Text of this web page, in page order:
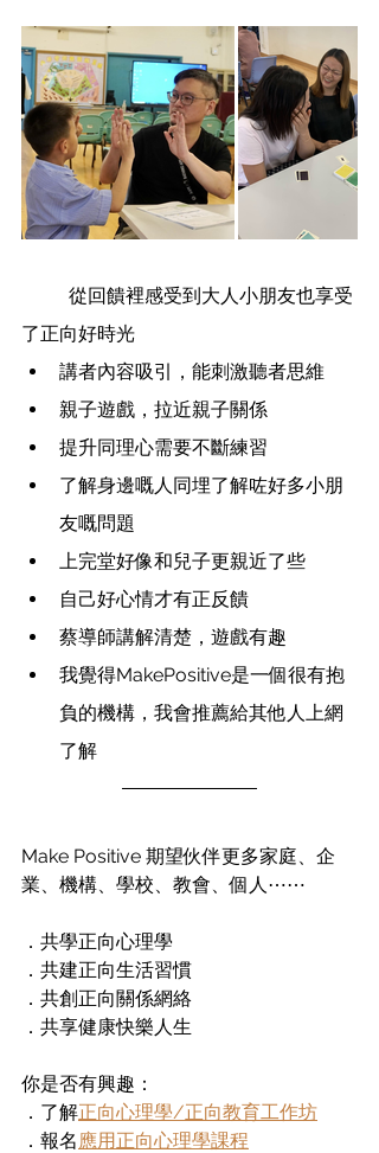
了正向好時光
講者內容吸引，能刺激聽者思維
親子遊戲，拉近親子關係
提升同理心需要不斷練習
了解身邊嘅人同埋了解咗好多小朋
友嘅問題
上完堂好像和兒子更親近了些
自己好心情才有正反饋
蔡導師講解清楚，遊戲有趣
我覺得MakePositive是一個很有抱
負的機構，我會推薦給其他人上網
了解
Make Positive 期望伙伴更多家庭、企
業、機構、學校、教會、個人⋯⋯
．共學正向心理學
．共建正向生活習慣
．共創正向關係網絡
．共享健康快樂人生
你是否有興趣：
．了解正向心理學/正向教育工作坊
．報名應用正向心理學課程